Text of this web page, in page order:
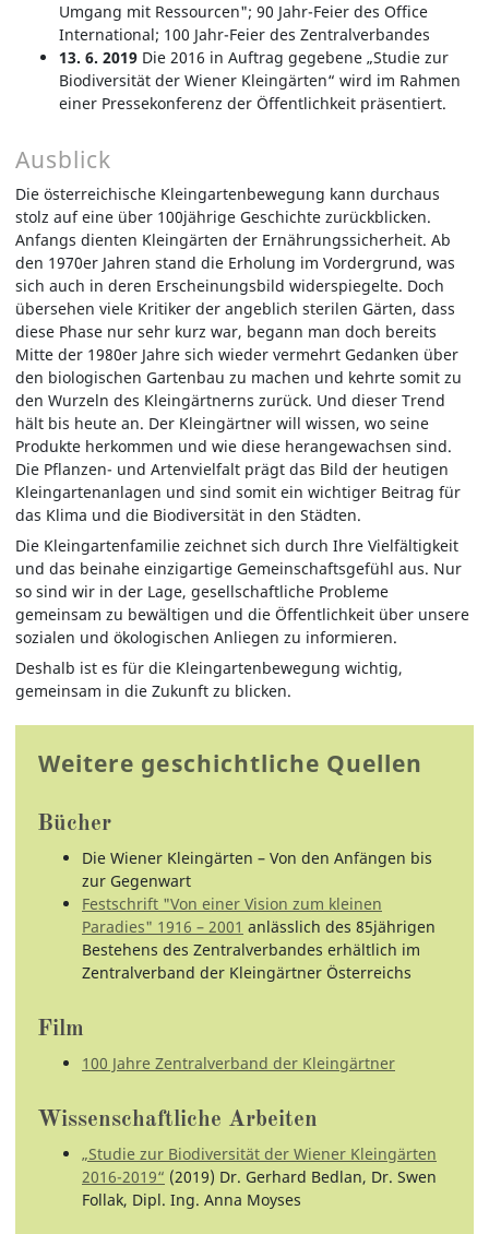
Umgang mit Ressourcen"; 90 Jahr-Feier des Office
International; 100 Jahr-Feier des Zentralverbandes
13. 6. 2019 Die 2016 in Auftrag gegebene „Studie zur
Biodiversität der Wiener Kleingärten“ wird im Rahmen
einer Pressekonferenz der Öffentlichkeit präsentiert.
Ausblick
Die österreichische Kleingartenbewegung kann durchaus
stolz auf eine über 100jährige Geschichte zurückblicken.
Anfangs dienten Kleingärten der Ernährungssicherheit. Ab
den 1970er Jahren stand die Erholung im Vordergrund, was
sich auch in deren Erscheinungsbild widerspiegelte. Doch
übersehen viele Kritiker der angeblich sterilen Gärten, dass
diese Phase nur sehr kurz war, begann man doch bereits
Mitte der 1980er Jahre sich wieder vermehrt Gedanken über
den biologischen Gartenbau zu machen und kehrte somit zu
den Wurzeln des Kleingärtnerns zurück. Und dieser Trend
hält bis heute an. Der Kleingärtner will wissen, wo seine
Produkte herkommen und wie diese herangewachsen sind.
Die Pflanzen- und Artenvielfalt prägt das Bild der heutigen
Kleingartenanlagen und sind somit ein wichtiger Beitrag für
das Klima und die Biodiversität in den Städten.
Die Kleingartenfamilie zeichnet sich durch Ihre Vielfältigkeit
und das beinahe einzigartige Gemeinschaftsgefühl aus. Nur
so sind wir in der Lage, gesellschaftliche Probleme
gemeinsam zu bewältigen und die Öffentlichkeit über unsere
sozialen und ökologischen Anliegen zu informieren.
Deshalb ist es für die Kleingartenbewegung wichtig,
gemeinsam in die Zukunft zu blicken.
Weitere geschichtliche Quellen
Bücher
Die Wiener Kleingärten – Von den Anfängen bis
zur Gegenwart
Festschrift "Von einer Vision zum kleinen
Paradies" 1916 – 2001 anlässlich des 85jährigen
Bestehens des Zentralverbandes erhältlich im
Zentralverband der Kleingärtner Österreichs
Film
100 Jahre Zentralverband der Kleingärtner
Wissenschaftliche Arbeiten
„Studie zur Biodiversität der Wiener Kleingärten
2016-2019“ (2019) Dr. Gerhard Bedlan, Dr. Swen
Follak, Dipl. Ing. Anna Moyses